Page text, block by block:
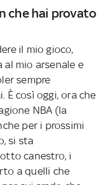
che hai provato
il mio gioco,
al mio arsenale e
sempre
È così oggi, ora che
NBA (la
per i prossimi
si sta
canestro, i
a quelli che